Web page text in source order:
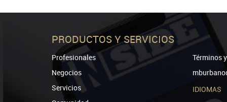
PRODUCTOS Y SERVICIOS
Profesionales
Negocios
Servicios
Términos
IDIOMAS